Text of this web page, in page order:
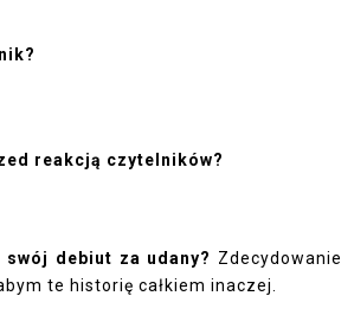
reakcją czytelników?
swój debiut za udany? Zdecydowanie
te historię całkiem inaczej.